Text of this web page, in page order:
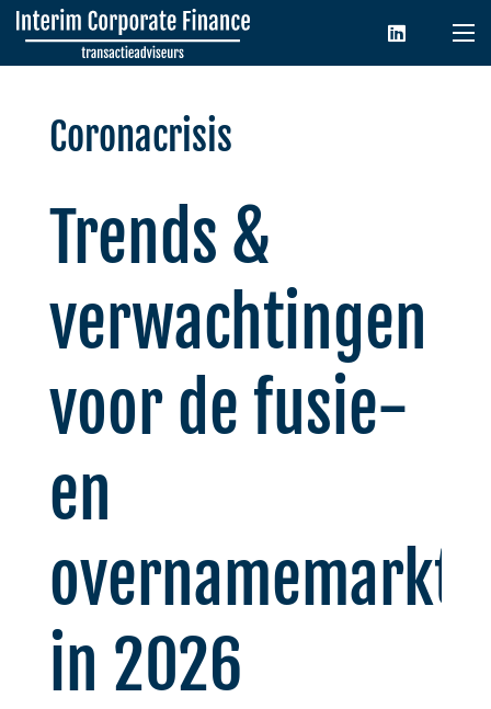
Coronacrisis
Trends &
verwachtingen
voor de fusie-
en
overnamemarkt
in 2026